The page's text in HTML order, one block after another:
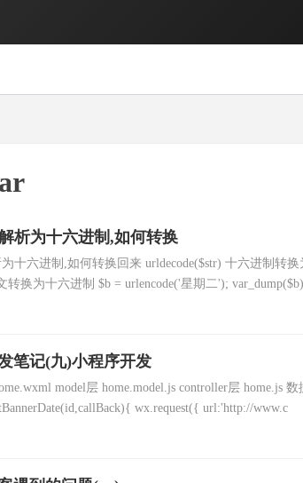
析为十六进制,如何转换
十六进制,如何转换回来 urldecode($str) 十六进制转换
转换为十六进制 $b = urlencode('星期二');
笔记(九)小程序开发
model层 home.model.js controller层 home.js
wx.request({ url:'http://www.c